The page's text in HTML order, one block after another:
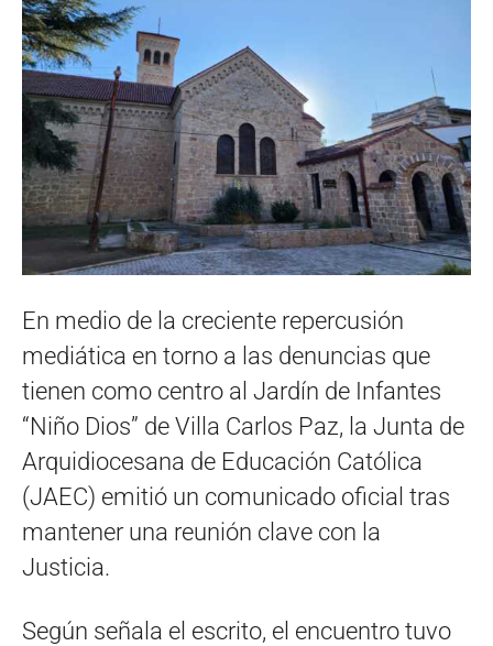
En medio de la creciente repercusión
mediática en torno a las denuncias que
tienen como centro al Jardín de Infantes
“Niño Dios” de Villa Carlos Paz, la Junta de
Arquidiocesana de Educación Católica
(JAEC) emitió un comunicado oficial tras
mantener una reunión clave con la
Justicia.
Según señala el escrito, el encuentro tuvo